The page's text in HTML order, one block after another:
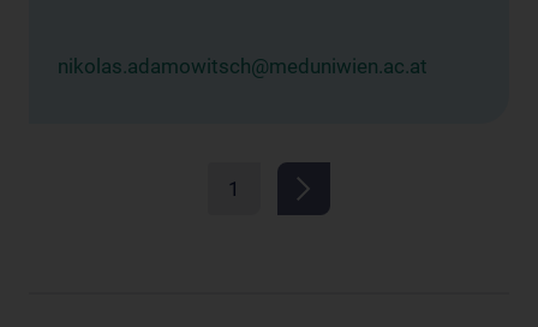
nikolas.adamowitsch@meduniwien.ac.at
1